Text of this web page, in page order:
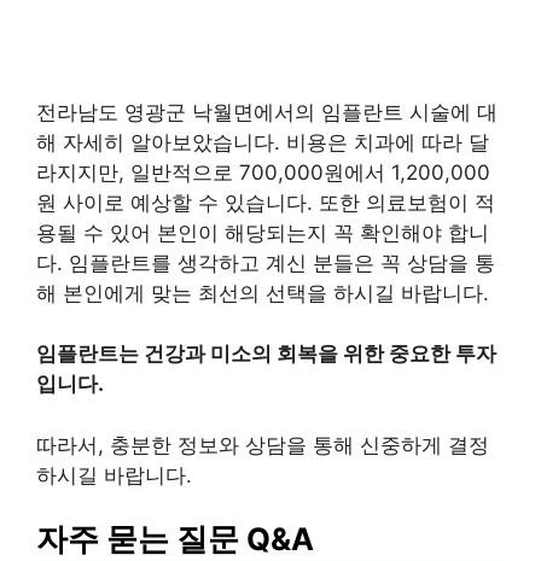
전라남도 영광군 낙월면에서의 임플란트 시술에 대
해 자세히 알아보았습니다. 비용은 치과에 따라 달
라지지만, 일반적으로 700,000원에서 1,200,000
원 사이로 예상할 수 있습니다. 또한 의료보험이 적
용될 수 있어 본인이 해당되는지 꼭 확인해야 합니
다. 임플란트를 생각하고 계신 분들은 꼭 상담을 통
해 본인에게 맞는 최선의 선택을 하시길 바랍니다.
임플란트는 건강과 미소의 회복을 위한 중요한 투자
입니다.
따라서, 충분한 정보와 상담을 통해 신중하게 결정
하시길 바랍니다.
자주 묻는 질문 Q&A